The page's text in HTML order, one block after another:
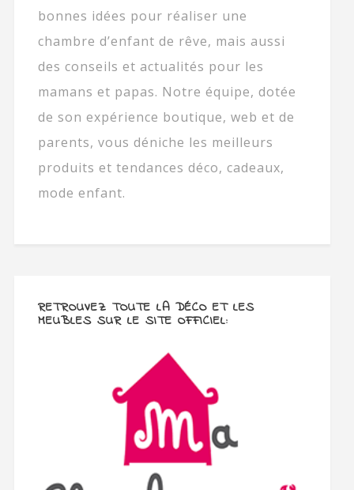
bonnes idées pour réaliser une
chambre d’enfant de rêve, mais aussi
des conseils et actualités pour les
mamans et papas. Notre équipe, dotée
de son expérience boutique, web et de
parents, vous déniche les meilleurs
produits et tendances déco, cadeaux,
mode enfant.
RETROUVEZ TOUTE LA DÉCO ET LES
MEUBLES SUR LE SITE OFFICIEL: